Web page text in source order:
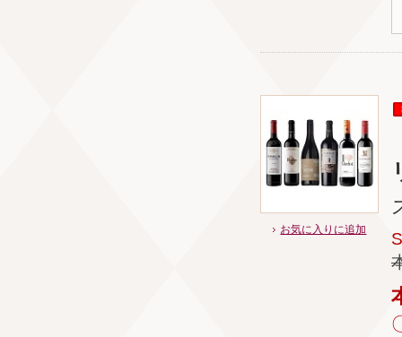
お気に入りに追加